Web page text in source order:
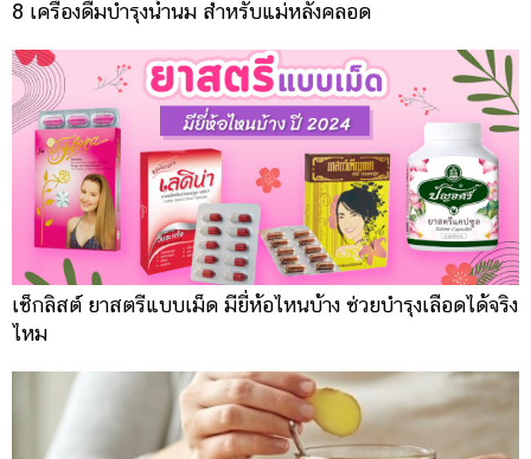
8 เครื่องดื่มบำรุงน้ำนม สำหรับแม่หลังคลอด
เช็กลิสต์ ยาสตรีแบบเม็ด มียี่ห้อไหนบ้าง ช่วยบำรุงเลือดได้จริง
ไหม